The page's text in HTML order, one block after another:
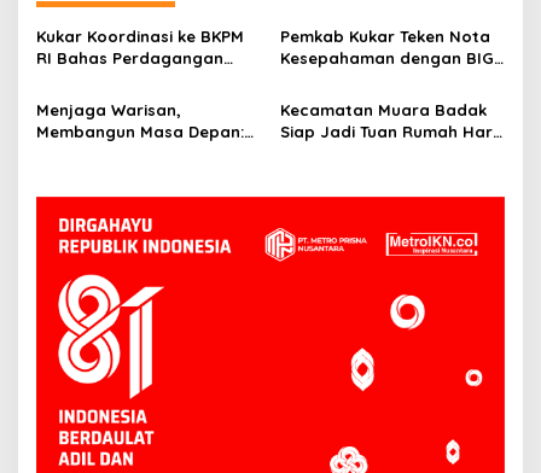
Kukar Koordinasi ke BKPM
RI Bahas Perdagangan
Non-Kawasan Hutan
Pemkab Kukar Teken Nota
Kesepahaman dengan BIG:
Pembangunan Berbasis
Geospasial
Menjaga Warisan,
Membangun Masa Depan:
Dana Abadi Daerah ke
Bojonegoro
Kecamatan Muara Badak
Siap Jadi Tuan Rumah Hari